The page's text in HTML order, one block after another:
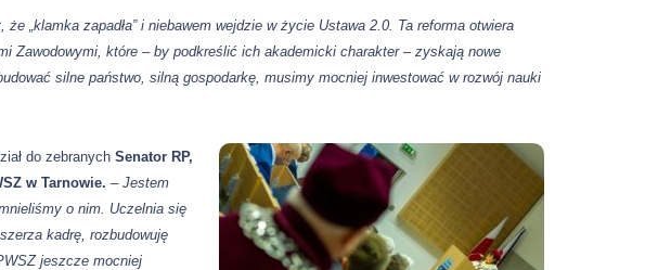
„klamka zapadła” i niebawem wejdzie w życie Ustawa 2.0. Ta reforma otwiera
Zawodowymi, które – by podkreślić ich akademicki charakter – zyskają nowe
silne państwo, silną gospodarkę, musimy mocniej inwestować w rozwój nauki
do zebranychSenator RP,
w Tarnowie.– Jestem
o nim. Uczelnia się
kadrę, rozbudowuję
jeszcze mocniej